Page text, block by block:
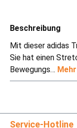
Beschreibung
Mit dieser adidas
Sie hat einen
Bewegungs… Mehr
Service-Hotline